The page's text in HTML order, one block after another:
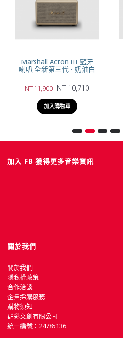
Marshall Acton III 藍牙
喇叭 全新第三代 - 奶油白
NT 11,900 NT 10,710
加入購物車
加入 FB 獲得更多音樂資訊
關於我們
關於我們
隱私權政策
合作洽談
企業採購服務
購物須知
群彩文創有限公司
統一編號：24785136